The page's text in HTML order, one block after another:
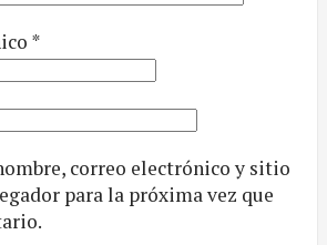
*
correo electrónico y sitio
para la próxima vez que